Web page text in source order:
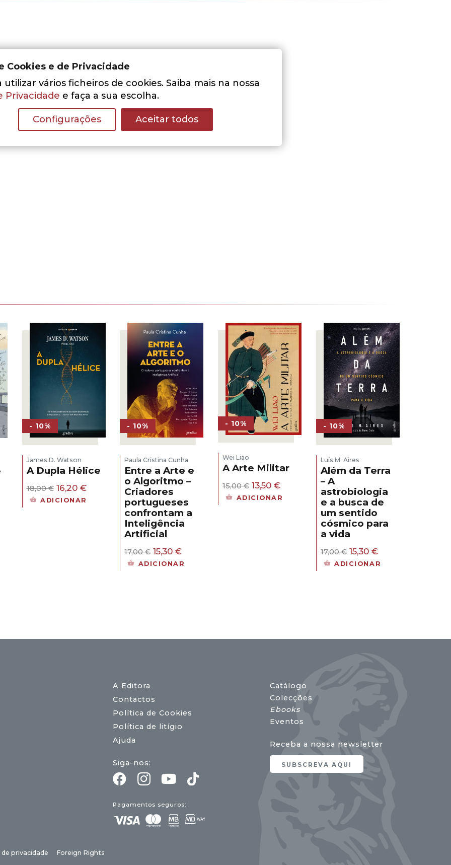
- 10%
James D. Watson
A Dupla Hélice
18,00€ O
preço
16,20 €O
ADICIONAR
- 10%
Paula Cristina Cunha
Entre a Arte e
o Algoritmo –
Criadores
portugueses
confrontam a
Inteligência
Artificial
17,00€ O
preço
15,30€O
preço
ADICIONAR
- 10%
Wei Liao
A Arte Militar
15,00€ O
preço
13,50€O
preço
ADICIONAR
- 10%
Luís M. Aires
Além da Terra
– A
astrobiologia
e a busca de
um sentido
cósmico para
a vida
17,00€ O
preço
15,30 €O
preço
ADICIONAR
A Editora
Contactos
Política de Cookies
Política de litígio
Ajuda
Siga-nos:
Pagamentos seguros:
Catálogo
Colecções
Ebooks
Eventos
Receba a nossa newsletter
SUBSCREVA AQUI
privacidade Foreign Rights
Cookies e de Privacidade
utilizar vários ficheiros de cookies. Saiba mais na nossa
Privacidade e faça a sua escolha.
Configurações Aceitar todos